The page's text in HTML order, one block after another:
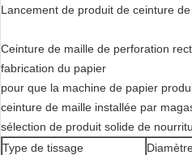
Lancement de produit de ceinture
Ceinture de maille de perforation
fabrication du papier
pour que la machine de papier
ceinture de maille installée par
sélection de produit solide de
Type de tissage